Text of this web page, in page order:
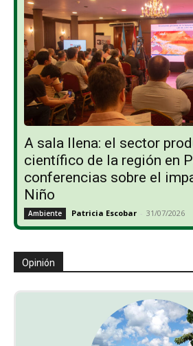
A sala llena: el sector
científico de la región en
conferencias sobre el
Niño
Ambiente Patricia Escobar - 31/07/2026
Opinión